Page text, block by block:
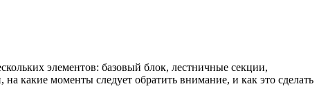
элементов: базовый блок, лестничные секции,
какие моменты следует обратить внимание, и как это сделать